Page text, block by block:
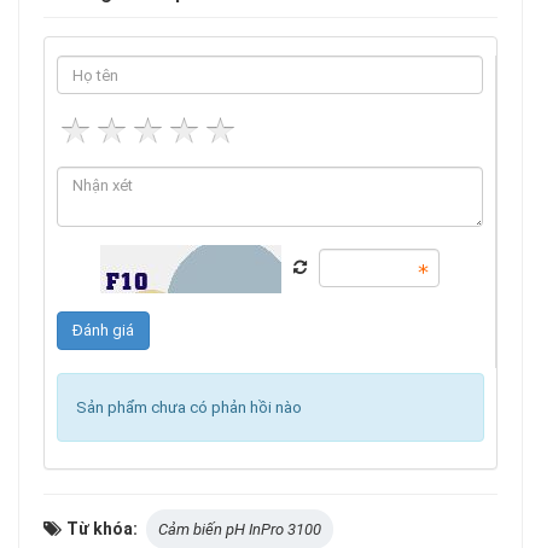
Sản phẩm chưa có phản hồi nào
Từ khóa: Cảm biến pH InPro 3100